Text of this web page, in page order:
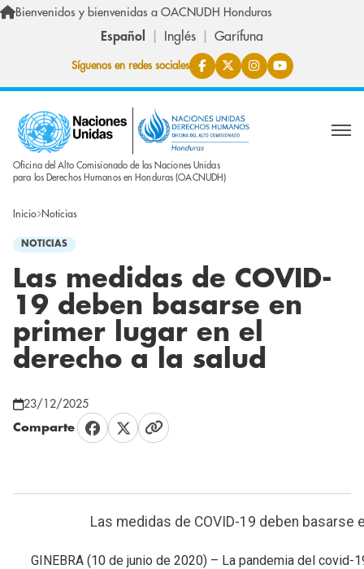
Pasar al contenido principal
Bienvenidos y bienvenidas a OACNUDH Honduras
Español Inglés Garífuna
Síguenos en redes sociales
Oficina del Alto Comisionado de las Naciones Unidas
para los Derechos Humanos en Honduras (OACNUDH)
Inicio Noticias
NOTICIAS
Las medidas de COVID-
19 deben basarse en
primer lugar en el
derecho a la salud
23/12/2025
Comparte
Las medidas de COVID-19 deben basarse
GINEBRA (10 de junio de 2020) – La pandemia del